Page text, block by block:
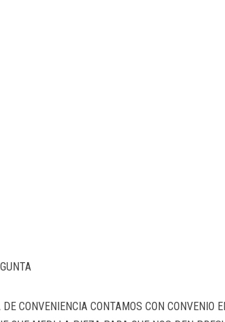
CONVENIENCIA CONTAMOS CON CONVENIO